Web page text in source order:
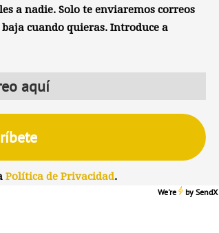
a nadie. Solo te enviaremos correos
cuando quieras. Introduce a
Política de Privacidad.
We're bySendX